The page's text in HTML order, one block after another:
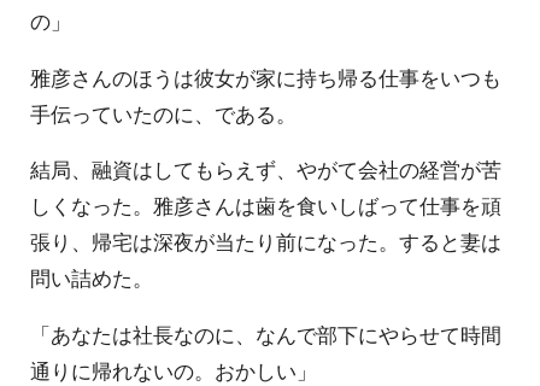
の」
雅彦さんのほうは彼女が家に持ち帰る仕事をいつも
手伝っていたのに、である。
結局、融資はしてもらえず、やがて会社の経営が苦
しくなった。雅彦さんは歯を食いしばって仕事を頑
張り、帰宅は深夜が当たり前になった。すると妻は
問い詰めた。
「あなたは社長なのに、なんで部下にやらせて時間
通りに帰れないの。おかしい」